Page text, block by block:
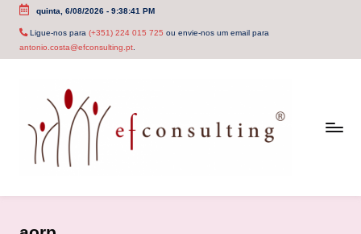
Skip
quinta, 6/08/2026- 9:38:41 PM
Ligue-nos para (+351) 224 015 725 ou envie-nos um email para
antonio.costa@efconsulting.pt.